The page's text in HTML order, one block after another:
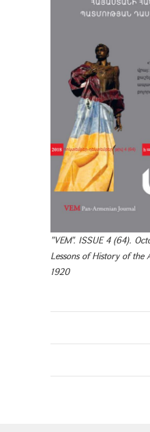
"VEM". ISSUE 4 (64).
Lessons of History of the
1920